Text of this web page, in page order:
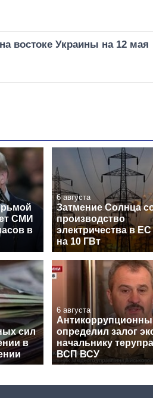
востоке Украины на 12 мая
СМИ
в
6 августа
Затмение Солнца
производство
электричества в ЕС
на 10 ГВт
сил
в
6 августа
определил залог
начальнику
ВСП ВСУ